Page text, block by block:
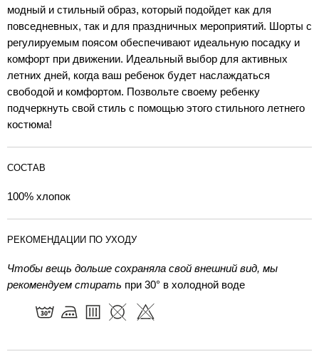
модный и стильный образ, который подойдет как для
повседневных, так и для праздничных мероприятий. Шорты с
регулируемым поясом обеспечивают идеальную посадку и
комфорт при движении. Идеальный выбор для активных
летних дней, когда ваш ребенок будет наслаждаться
свободой и комфортом. Позвольте своему ребенку
подчеркнуть свой стиль с помощью этого стильного летнего
костюма!
СОСТАВ
100% хлопок
РЕКОМЕНДАЦИИ ПО УХОДУ
Чтобы вещь дольше сохраняла свой внешний вид, мы
рекомендуем стирать при 30° в холодной воде